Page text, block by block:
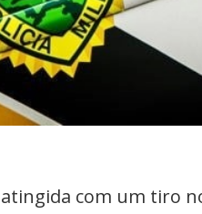
com um tiro